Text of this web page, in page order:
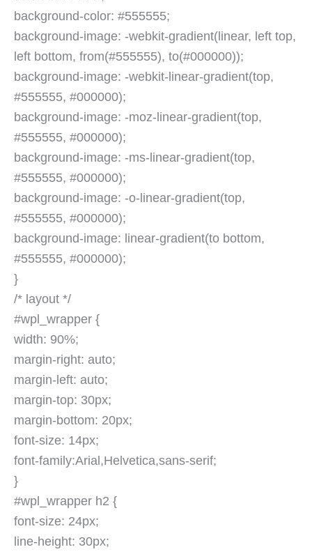
background-color: #555555;
background-image: -webkit-gradient(linear, left top,
left bottom, from(#555555), to(#000000));
background-image: -webkit-linear-gradient(top,
#555555, #000000);
background-image: -moz-linear-gradient(top,
#555555, #000000);
background-image: -ms-linear-gradient(top,
#555555, #000000);
background-image: -o-linear-gradient(top,
#555555, #000000);
background-image: linear-gradient(to bottom,
#555555, #000000);
}
/* layout */
#wpl_wrapper {
width: 90%;
margin-right: auto;
margin-left: auto;
margin-top: 30px;
margin-bottom: 20px;
font-size: 14px;
font-family:Arial,Helvetica,sans-serif;
}
#wpl_wrapper h2 {
font-size: 24px;
line-height: 30px;